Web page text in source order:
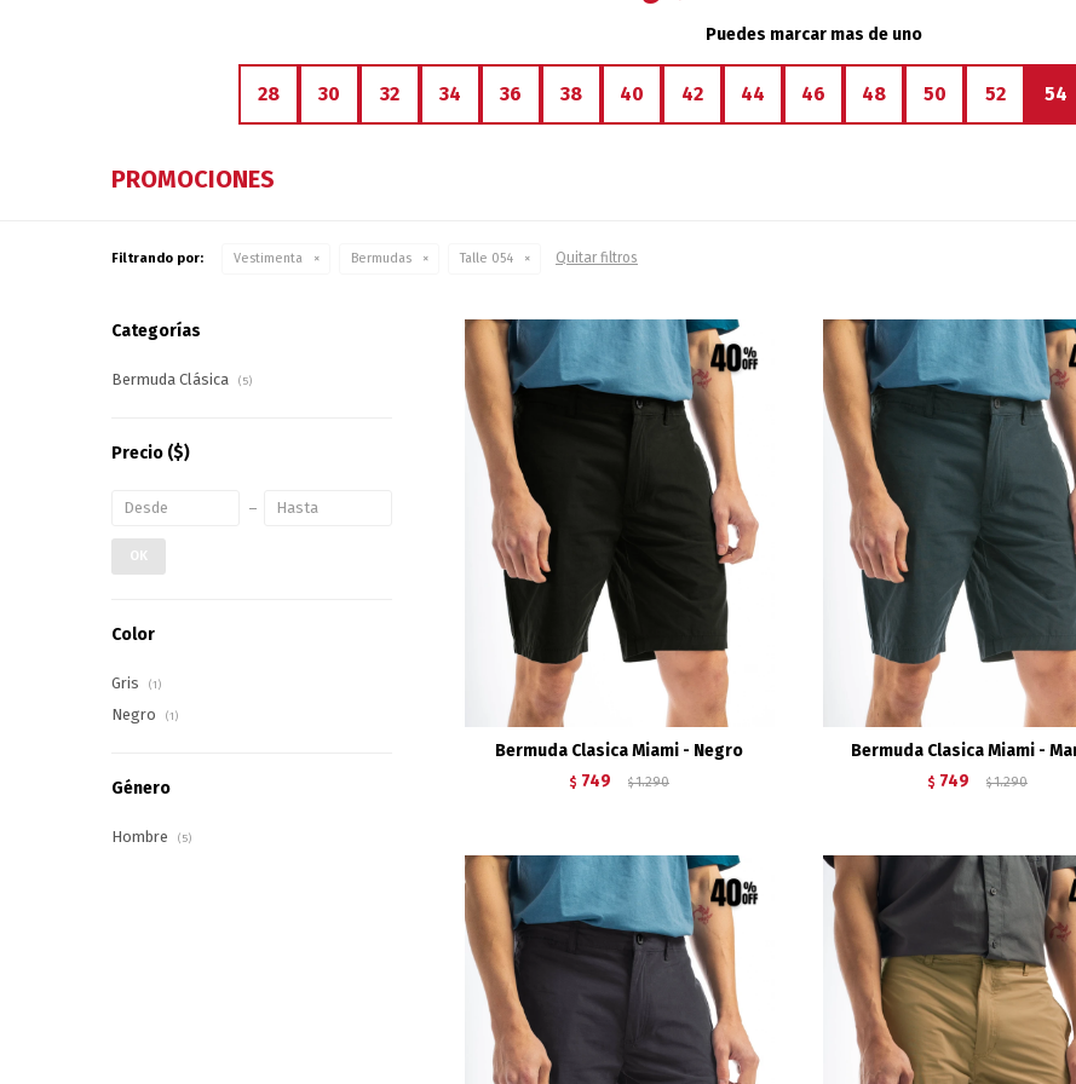
Puedes marcar mas de uno
28 30 32 34 36 38 40 42 44 46 48 50 52 54
PROMOCIONES
Filtrando por: Vestimenta Bermudas Talle 054 Quitar filtros
Bermuda Clasica Miami - Negro
$ 749 $ 1.290
Bermuda Clasica Miami -
$ 749 $ 1.290
Categorías
Bermuda Clásica (5)
Precio ($)
OK
Color
Gris (1)
Negro (1)
Género
Hombre (5)